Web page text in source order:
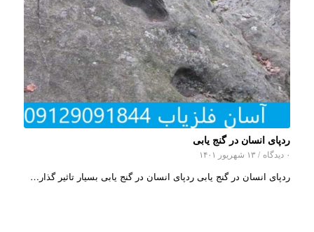
ردپای انسان در گنج یابی
۰ دیدگاه / ۱۳ شهریور ۱۴۰۱
ردپای انسان در گنج یابی ردپای انسان در گنج یابی بسیار تاثیر گذار…